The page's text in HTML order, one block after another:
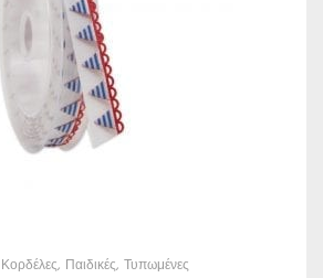
Κορδέλες Παιδικές Τυπωμένες